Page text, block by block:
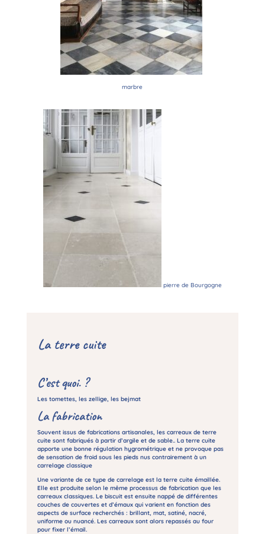
marbre
pierre de Bourgogne
La terre cuite
C’est quoi. ?
Les tomettes, les zellige, les bejmat
La fabrication
Souvent issus de fabrications artisanales, les carreaux de terre
cuite sont fabriqués à partir d’argile et de sable.. La terre cuite
apporte une bonne régulation hygrométrique et ne provoque pas
de sensation de froid sous les pieds nus contrairement à un
carrelage classique
Une variante de ce type de carrelage est la terre cuite émaillée.
Elle est produite selon le même processus de fabrication que les
carreaux classiques. Le biscuit est ensuite nappé de différentes
couches de couvertes et d’émaux qui varient en fonction des
aspects de surface recherchés : brillant, mat, satiné, nacré,
uniforme ou nuancé. Les carreaux sont alors repassés au four
pour fixer l’émail.